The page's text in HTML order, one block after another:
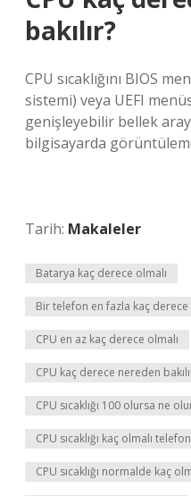
bakılır?
CPU sıcaklığını BIOS
sistemi) veya UEFI
genişleyebilir bellek
bilgisayarda
Tarih: Makaleler
Batarya kaç derece olmalı
Bir telefon en fazla kaç derece
CPU en az kaç derece olmalı
CPU kaç derece nereden
CPU sıcaklığı 100 olursa ne
CPU sıcaklığı kaç olmalı
CPU sıcaklığı normalde kaç